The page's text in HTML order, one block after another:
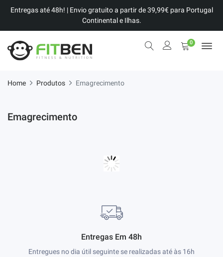
Entregas até 48h! | Envio gratuito a partir de 39,99€ para Portugal
Continental e Ilhas.
0
Home Produtos Emagrecimento
Emagrecimento
Entregas Em 48h
Entregues no dia útil seguinte se realizadas até às 16h